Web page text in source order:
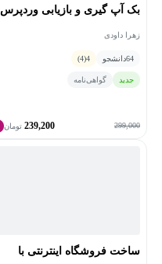
بک آپ گیری و بازیابی وردپرس
زهرا داودی
64دانشجو 4
(4)
جدید گواهی‌نامه
299,000
239,200 تومان
ساخت فروشگاه اینترنتی با